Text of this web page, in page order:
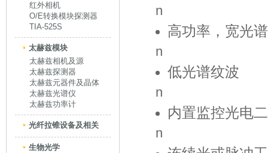
红外相机
O/E转换模块探测器
TIA-525S
太赫兹模块
太赫兹相机及源
太赫兹探测器
太赫兹元器件及晶体
太赫兹光谱仪
太赫兹功率计
光纤拉锥设备及相关
生物光学
n
高功率，宽光谱
n
低光谱纹波
n
内置监控光电
n